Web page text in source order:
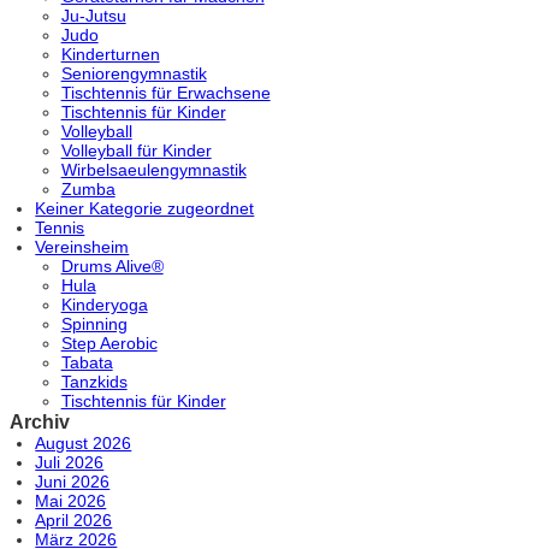
Ju-Jutsu
Judo
Kinderturnen
Seniorengymnastik
Tischtennis für Erwachsene
Tischtennis für Kinder
Volleyball
Volleyball für Kinder
Wirbelsaeulengymnastik
Zumba
Keiner Kategorie zugeordnet
Tennis
Vereinsheim
Drums Alive®
Hula
Kinderyoga
Spinning
Step Aerobic
Tabata
Tanzkids
Tischtennis für Kinder
Archiv
August 2026
Juli 2026
Juni 2026
Mai 2026
April 2026
März 2026